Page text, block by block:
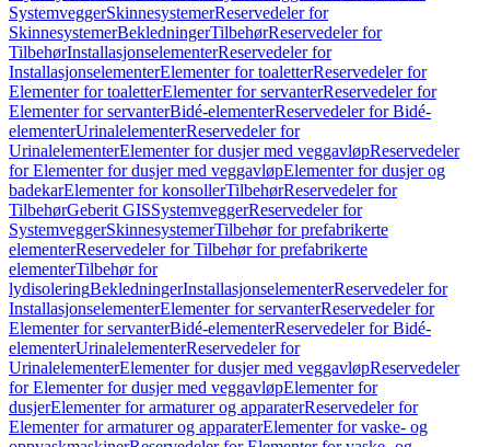
SystemveggerSkinnesystemerReservedeler for
SkinnesystemerBekledningerTilbehørReservedeler for
TilbehørInstallasjonselementerReservedeler for
InstallasjonselementerElementer for toaletterReservedeler for
Elementer for toaletterElementer for servanterReservedeler for
Elementer for servanterBidé-elementerReservedeler for Bidé-
elementerUrinalelementerReservedeler for
UrinalelementerElementer for dusjer med veggavløpReservedeler
for Elementer for dusjer med veggavløpElementer for dusjer og
badekarElementer for konsollerTilbehørReservedeler for
TilbehørGeberit GISSystemveggerReservedeler for
SystemveggerSkinnesystemerTilbehør for prefabrikerte
elementerReservedeler for Tilbehør for prefabrikerte
elementerTilbehør for
lydisoleringBekledningerInstallasjonselementerReservedeler for
InstallasjonselementerElementer for servanterReservedeler for
Elementer for servanterBidé-elementerReservedeler for Bidé-
elementerUrinalelementerReservedeler for
UrinalelementerElementer for dusjer med veggavløpReservedeler
for Elementer for dusjer med veggavløpElementer for
dusjerElementer for armaturer og apparaterReservedeler for
Elementer for armaturer og apparaterElementer for vaske- og